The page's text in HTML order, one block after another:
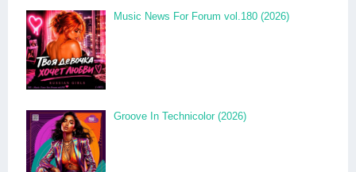
Music News For Forum vol.180 (2026)
Groove In Technicolor (2026)